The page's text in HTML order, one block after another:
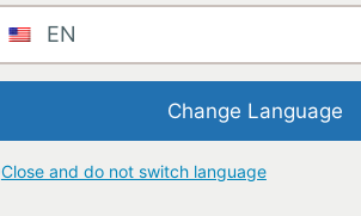
créer des
avec de la
pinsa
romaine
EN
Change Language
Close and do not switch language